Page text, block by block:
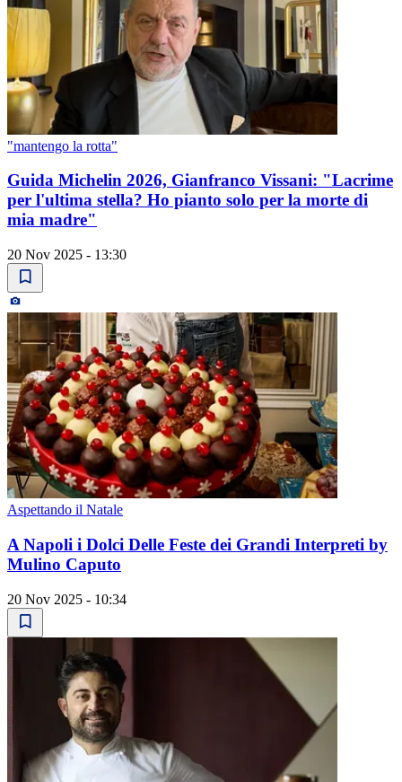
"mantengo la rotta"
Guida Michelin 2026, Gianfranco Vissani: "Lacrime
per l'ultima stella? Ho pianto solo per la morte di
mia madre"
20 Nov 2025 - 13:30
Aspettando il Natale
A Napoli i Dolci Delle Feste dei Grandi Interpreti by
Mulino Caputo
20 Nov 2025 - 10:34